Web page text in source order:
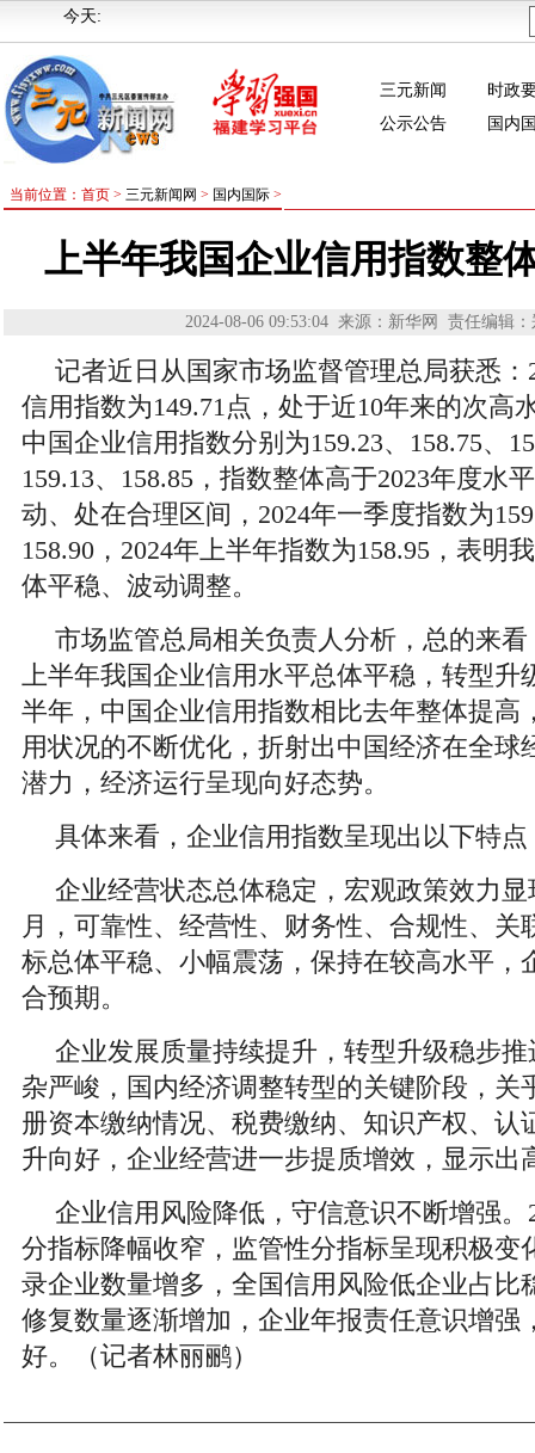
今天:
三元新闻
时政
公示公告
国内
当前位置：首页 > 三元新闻网 > 国内国际>
上半年我国企业信用指数整
2024-08-06 09:53:04 来源：新华网 责任编辑
记者近日从国家市场监督管理总局获悉：
信用指数为149.71点，处于近10年来的次高
中国企业信用指数分别为159.23、158.75、
159.13、158.85，指数整体高于2023年度水
动、处在合理区间，2024年一季度指数为
158.90，2024年上半年指数为158.95，表明
体平稳、波动调整。
市场监管总局相关负责人分析，总的来看
上半年我国企业信用水平总体平稳，转型升
半年，中国企业信用指数相比去年整体提高
用状况的不断优化，折射出中国经济在全球
潜力，经济运行呈现向好态势。
具体来看，企业信用指数呈现出以下特点
企业经营状态总体稳定，宏观政策效力
月，可靠性、经营性、财务性、合规性、关
标总体平稳、小幅震荡，保持在较高水平，
合预期。
企业发展质量持续提升，转型升级稳步
杂严峻，国内经济调整转型的关键阶段，关
册资本缴纳情况、税费缴纳、知识产权、认
升向好，企业经营进一步提质增效，显示出
企业信用风险降低，守信意识不断增强。
分指标降幅收窄，监管性分指标呈现积极变
录企业数量增多，全国信用风险低企业占比
修复数量逐渐增加，企业年报责任意识增强
好。（记者林丽鹂）